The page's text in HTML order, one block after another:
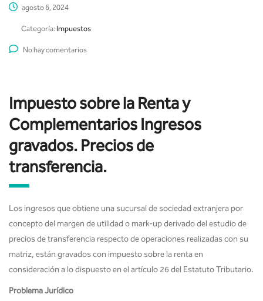
agosto 6, 2024
Categoría: Impuestos
No hay comentarios
Impuesto sobre la Renta y
Complementarios Ingresos
gravados. Precios de
transferencia.
Los ingresos que obtiene una sucursal de sociedad extranjera por
concepto del margen de utilidad o mark-up derivado del estudio de
precios de transferencia respecto de operaciones realizadas con su
matriz, están gravados con impuesto sobre la renta en
consideración a lo dispuesto en el artículo 26 del Estatuto Tributario.
Problema Jurídico